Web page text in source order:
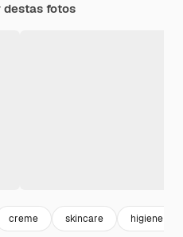
destas fotos
creme skincare higiene